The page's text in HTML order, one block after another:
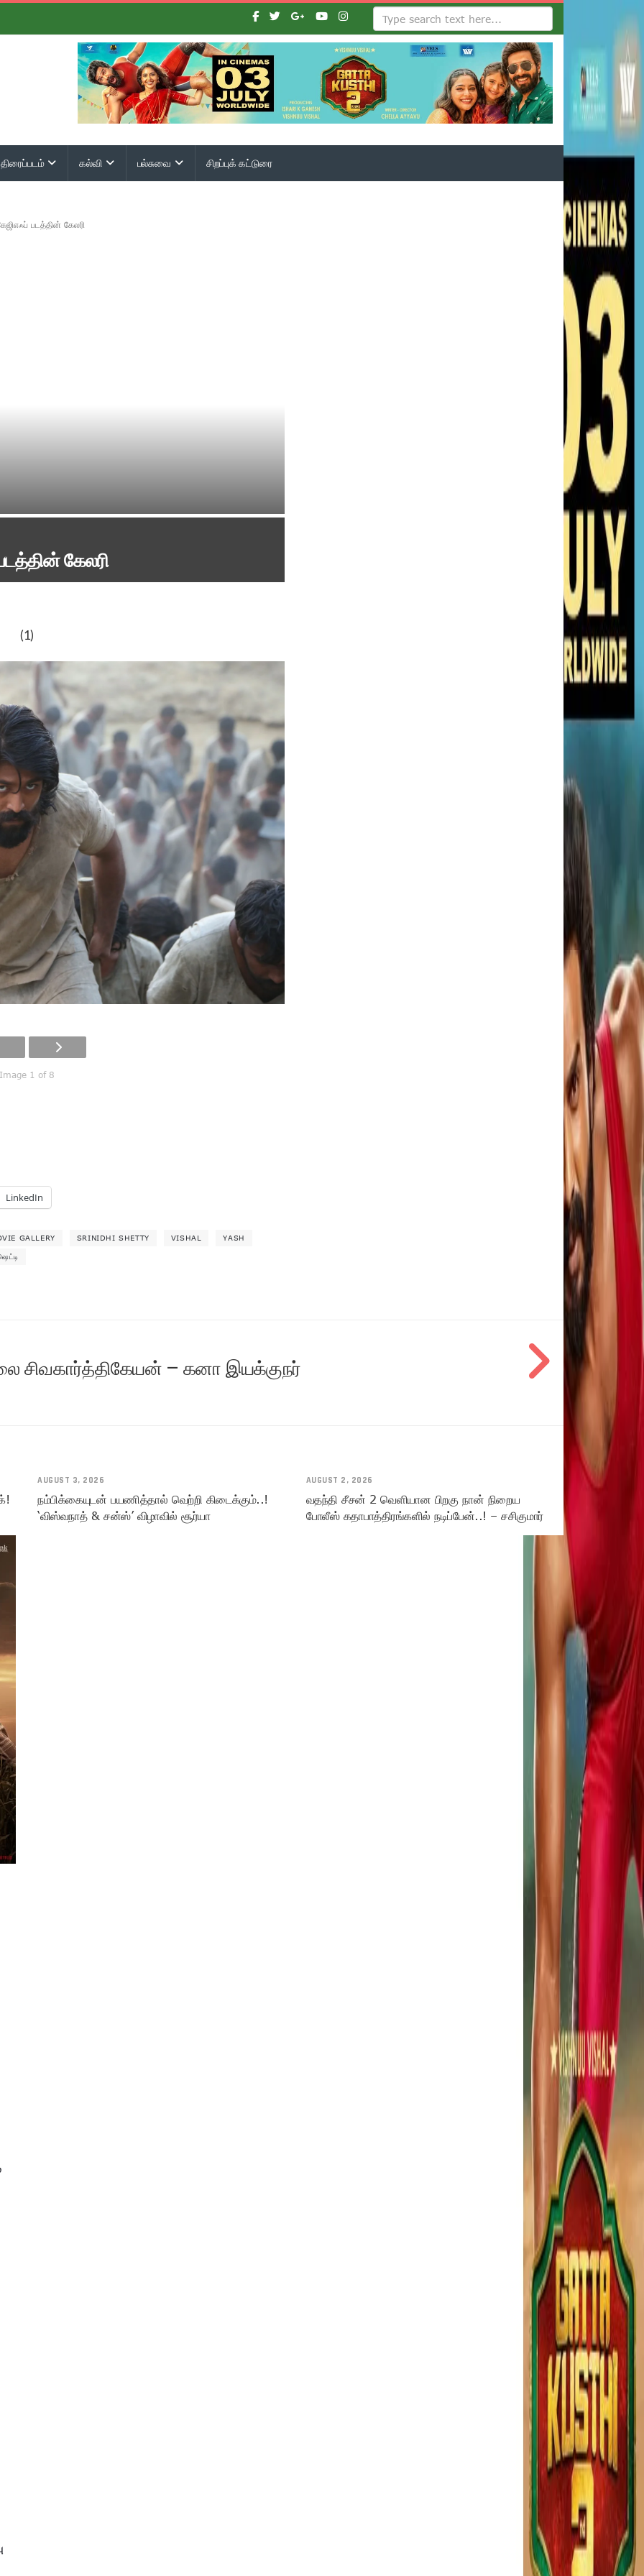
திரைப்படம் கல்வி பல்சுவை சிறப்புக் கட்டுரை
படத்தின் கேலரி
கேலரி
(1)
1 of 8
LinkedIn
GALLERY SRINIDHI SHETTY VISHAL YASH
– கனா இயக்குநர்
AUGUST 3, 2026
நம்பிக்கையுடன் பயணித்தால் வெற்றி கிடைக்கும்..!
‘விஸ்வநாத் & சன்ஸ்’ விழாவில் சூர்யா
AUGUST 2, 2026
வதந்தி சீசன் 2 வெளியான பிறகு நான் நிறைய
போலீஸ் கதாபாத்திரங்களில் நடிப்பேன்..! – சசிகுமார்